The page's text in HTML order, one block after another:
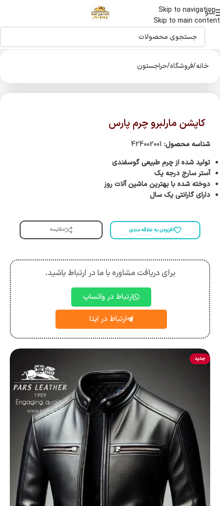
Skip to navigation
Skip to main content
اولین دارنده نشان حلال جهانی صنایع چرم درایران
منو
خانه/فروشگاه/حراجستون
کاپشن مارلبرو چرم پارس
شناسه محصول: 424002001
تولید شده از چرم طبیعی گوسفندی
آستر سارج درجه یک
دوخته شده با بهترین ماشین آلات روز
دارای گارانتی یک سال
افزودن به علاقه مندی مقایسه
برای دریافت مشاوره با ما در ارتباط باشید.
ارتباط در واتساپ
ارتباط در ایتا
جدید